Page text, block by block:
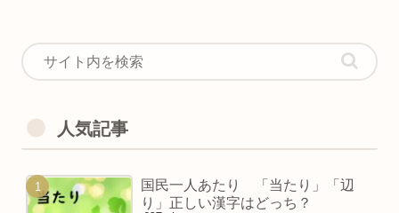
人気記事
国民一人あたり 「当たり」「辺
り」正しい漢字はどっち？